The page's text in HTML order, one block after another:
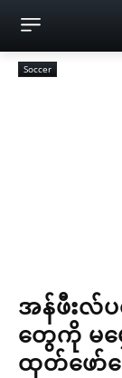
Soccer
အန်ဖီးလ်
တွေကို မမ
ထုတ်ဖော်